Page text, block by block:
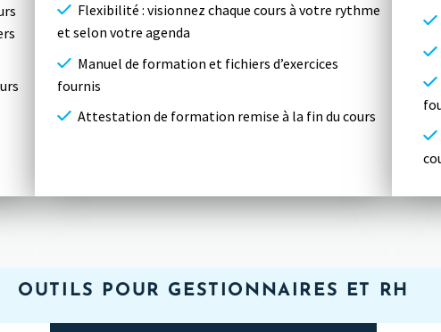
Flexibilité : visionnez chaque cours à votre rythme
et selon votre agenda
Manuel de formation et fichiers d’exercices
fournis
Attestation de formation remise à la fin du cours
OUTILS POUR GESTIONNAIRES ET RH